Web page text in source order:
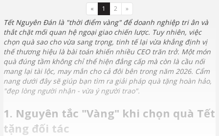
« 1 2 »
Tết Nguyên Đán là "thời điểm vàng" để doanh nghiệp tri ân và
thắt chặt mối quan hệ ngoại giao chiến lược. Tuy nhiên, việc
chọn quà sao cho vừa sang trọng, tinh tế lại vừa khẳng định vị
thế thương hiệu là bài toán khiến nhiều CEO trăn trở. Một món
quà đúng tầm không chỉ thể hiện đẳng cấp mà còn là cầu nối
mang lại tài lộc, may mắn cho cả đôi bên trong năm 2026. Cẩm
nang dưới đây sẽ giúp bạn tìm ra giải pháp quà tặng hoàn hảo,
"đẹp lòng người nhận - vừa ý người trao".
1. Nguyên tắc "Vàng" khi chọn quà Tết
tặng đối tác